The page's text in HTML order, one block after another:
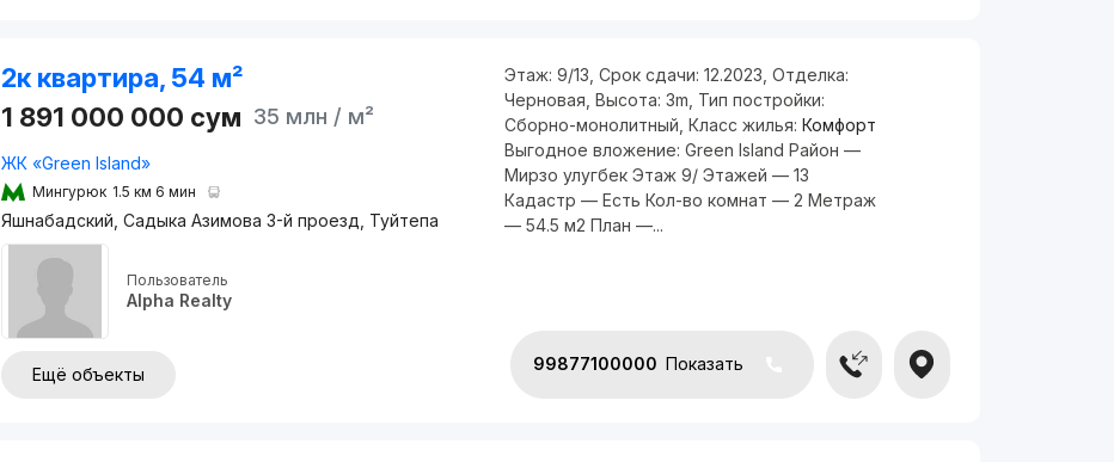
2к квартира, 54 м²
1 891 000 000 сум 35 млн / м²
ЖК «Green Island»
Мингурюк 1.5 км 6 мин
Яшнабадский, Садыка Азимова 3-й проезд, Туйтепа
Пользователь
Alpha Realty
Ещё объекты
Этаж: 9/13 Срок сдачи: 12.2023 Отделка:
Черновая Высота: 3m Тип постройки:
Сборно-монолитный Класс жилья: Комфорт
Выгодное вложение: Green Island Район —
Мирзо улугбек Этаж 9/ Этажей — 13
Кадастр — Есть Кол-во комнат — 2 Метраж
— 54.5 м2 План —...
99877100000 Показать